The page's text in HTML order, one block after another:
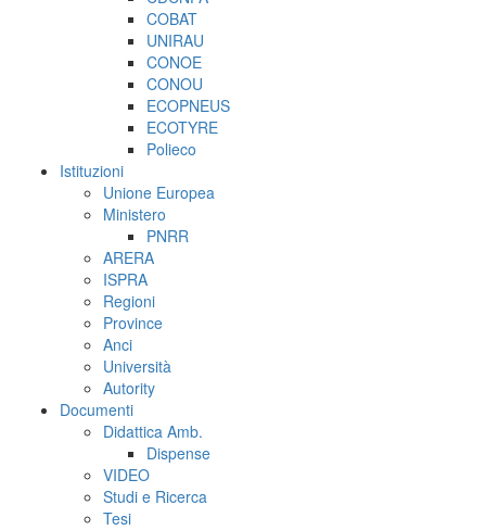
COBAT
UNIRAU
CONOE
CONOU
ECOPNEUS
ECOTYRE
Polieco
Istituzioni
Unione Europea
Ministero
PNRR
ARERA
ISPRA
Regioni
Province
Anci
Università
Autority
Documenti
Didattica Amb.
Dispense
VIDEO
Studi e Ricerca
Tesi